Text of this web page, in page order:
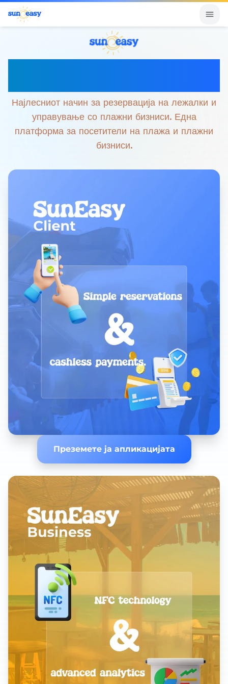
Најлесниот начин за резервација на лежалки и
управување со плажни бизниси. Една
платформа за посетители на плажа и плажни
бизниси.
Преземете ја апликацијата